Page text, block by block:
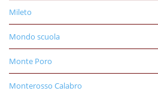
Mileto
Mondo scuola
Monte Poro
Monterosso Calabro